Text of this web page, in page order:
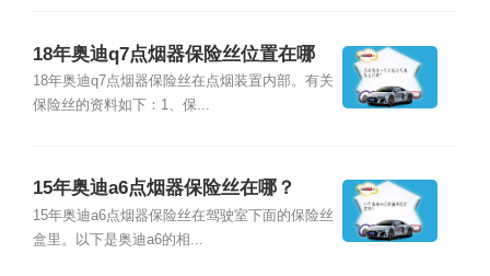
18年奥迪q7点烟器保险丝位置在哪
里？
18年奥迪q7点烟器保险丝在点烟装置内部。有关
保险丝的资料如下：1、保...
15年奥迪a6点烟器保险丝在哪？
15年奥迪a6点烟器保险丝在驾驶室下面的保险丝
盒里。以下是奥迪a6的相...